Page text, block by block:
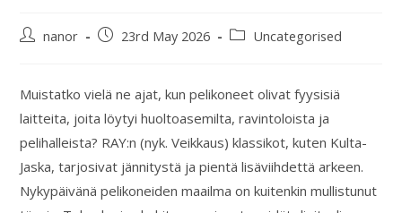
nanor 23rd May 2026 Uncategorised
Muistatko vielä ne ajat, kun pelikoneet olivat fyysisiä
laitteita, joita löytyi huoltoasemilta, ravintoloista ja
pelihalleista? RAY:n (nyk. Veikkaus) klassikot, kuten Kulta-
Jaska, tarjosivat jännitystä ja pientä lisäviihdettä arkeen.
Nykypäivänä pelikoneiden maailma on kuitenkin mullistunut